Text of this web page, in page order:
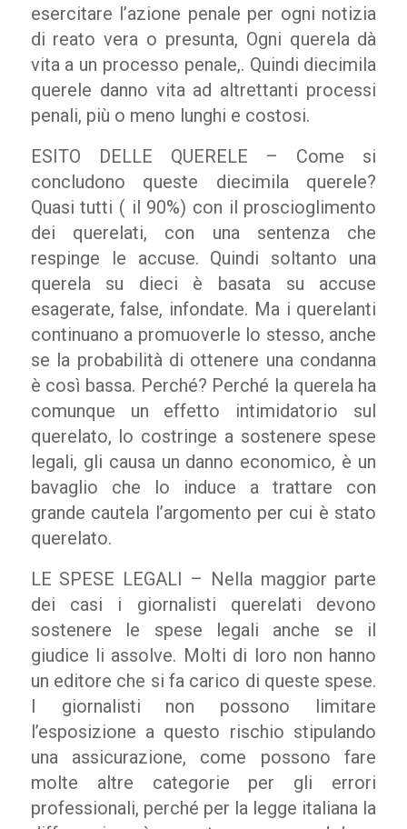
esercitare l’azione penale per ogni notizia
di reato vera o presunta, Ogni querela dà
vita a un processo penale,. Quindi diecimila
querele danno vita ad altrettanti processi
penali, più o meno lunghi e costosi.
ESITO DELLE QUERELE – Come si
concludono queste diecimila querele?
Quasi tutti ( il 90%) con il proscioglimento
dei querelati, con una sentenza che
respinge le accuse. Quindi soltanto una
querela su dieci è basata su accuse
esagerate, false, infondate. Ma i querelanti
continuano a promuoverle lo stesso, anche
se la probabilità di ottenere una condanna
è così bassa. Perché? Perché la querela ha
comunque un effetto intimidatorio sul
querelato, lo costringe a sostenere spese
legali, gli causa un danno economico, è un
bavaglio che lo induce a trattare con
grande cautela l’argomento per cui è stato
querelato.
LE SPESE LEGALI – Nella maggior parte
dei casi i giornalisti querelati devono
sostenere le spese legali anche se il
giudice li assolve. Molti di loro non hanno
un editore che si fa carico di queste spese.
I giornalisti non possono limitare
l’esposizione a questo rischio stipulando
una assicurazione, come possono fare
molte altre categorie per gli errori
professionali, perché per la legge italiana la